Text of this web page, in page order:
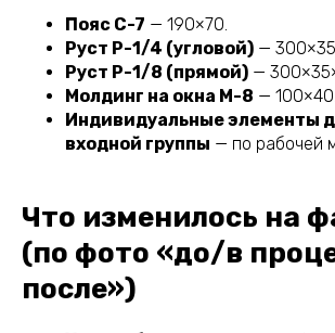
Пояс С-7 — 190×70.
Руст Р-1/4 (угловой) —
Руст Р-1/8 (прямой) —
Молдинг на окна М-8 — 100×40.
Индивидуальные элементы
входной группы — по рабочей
Что изменилось на
(по фото «до/в
после»)